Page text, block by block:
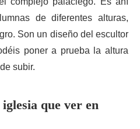
de diferentes alturas,
Son un diseño del escultor
poner a prueba la altura
subir.
que ver en